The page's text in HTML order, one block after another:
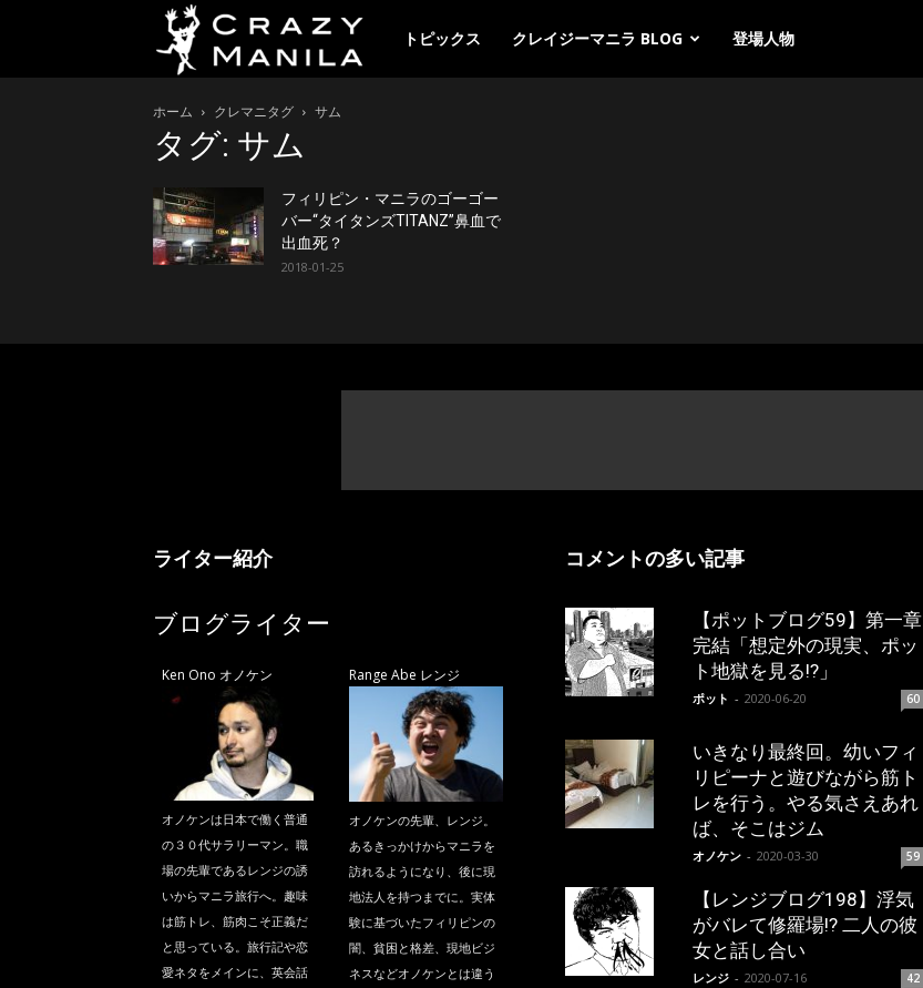
イ
ー
トピックス クレイジーマニラ BLOG 登場人物
ホーム クレマニタグ サム
タグ: サム
フィリピン・マニラのゴーゴー
バー“タイタンズTITANZ”鼻血で
出血死？
2018-01-25
ライター紹介
ブログライター
Ken Ono オノケン
オノケンは日本で働く普通
の３０代サラリーマン。職
場の先輩であるレンジの誘
いからマニラ旅行へ。趣味
は筋トレ、筋肉こそ正義だ
と思っている。旅行記や恋
愛ネタをメインに、英会話
Range Abe レンジ
オノケンの先輩、レンジ。
あるきっかけからマニラを
訪れるようになり、後に現
地法人を持つまでに。実体
験に基づいたフィリピンの
闇、貧困と格差、現地ビジ
ネスなどオノケンとは違う
コメントの多い記事
【ポットブログ59】第一章
完結「想定外の現実、ポッ
ト地獄を見る!?」
ポット - 2020-06-20 60
いきなり最終回。幼いフィ
リピーナと遊びながら筋ト
レを行う。やる気さえあれ
ば、そこはジム
オノケン - 2020-03-30 59
【レンジブログ198】浮気
がバレて修羅場!? 二人の彼
女と話し合い
レンジ - 2020-07-16 42